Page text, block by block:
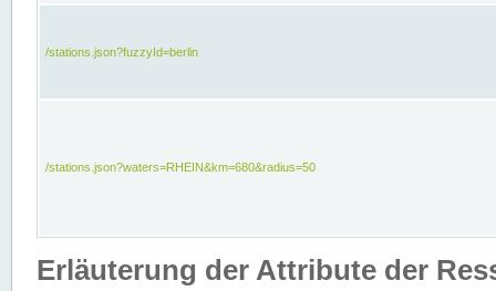
/stations.json?fuzzyId=berlin
/stations.json?waters=RHEIN&km=680&radius=50
Erläuterung der Attribute der